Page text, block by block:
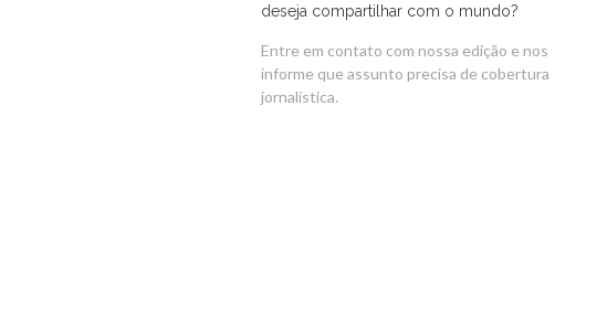
deseja compartilhar com o mundo?
Entre em contato com nossa edição e nos
informe que assunto precisa de cobertura
jornalística.